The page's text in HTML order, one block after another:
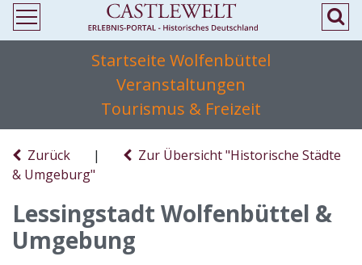
Startseite Wolfenbüttel
Veranstaltungen
Tourismus & Freizeit
Zurück |
Zur Übersicht "Historische Städte
& Umgeburg"
Lessingstadt Wolfenbüttel &
Umgebung